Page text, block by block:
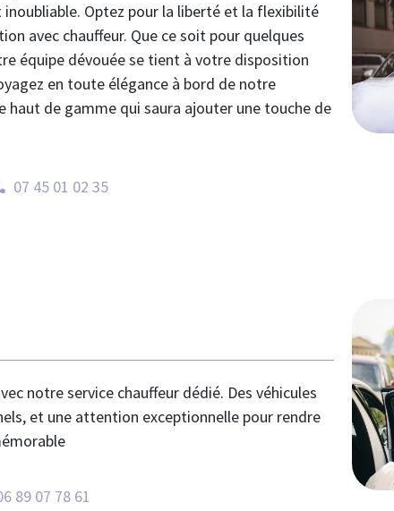
Optez pour la liberté et la flexibilité
avec chauffeur. Que ce soit pour quelques
équipe dévouée se tient à votre disposition
en toute élégance à bord de notre
haut de gamme qui saura ajouter une touche de
07 45 01 02 35
notre service chauffeur dédié. Des véhicules
et une attention exceptionnelle pour rendre
89 07 78 61